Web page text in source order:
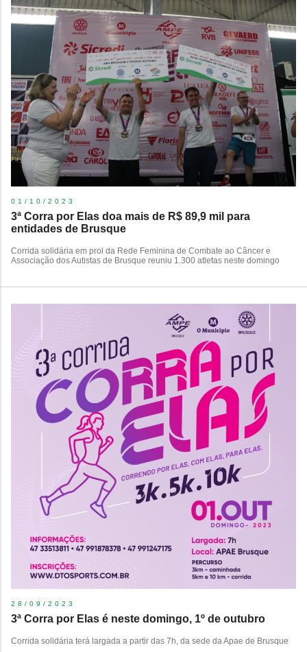
01/10/2023
3ª Corra por Elas doa mais de R$ 89,9 mil para
entidades de Brusque
​Corrida solidária em prol da Rede Feminina de Combate ao Câncer e
Associação dos Autistas de Brusque reuniu 1.300 atletas neste domingo
28/09/2023
3ª Corra por Elas é neste domingo, 1º de outubro
Corrida solidária terá largada a partir das 7h, da sede da Apae de Brusque